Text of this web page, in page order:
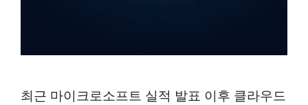
최근 마이크로소프트 실적 발표 이후 클라우드